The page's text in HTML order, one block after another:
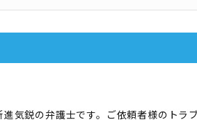
気鋭の弁護士です。ご依頼者様のトラ